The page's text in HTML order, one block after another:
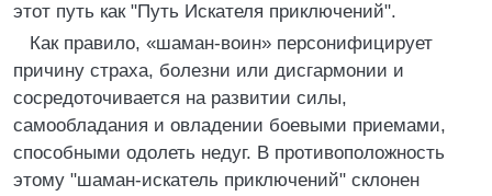
этот путь как "Путь Искателя приключений".
Как правило, «шаман-воин» персонифицирует
причину страха, болезни или дисгармонии и
сосредоточивается на развитии силы,
самообладания и овладении боевыми приемами,
способными одолеть недуг. В противоположность
этому "шаман-искатель приключений" склонен